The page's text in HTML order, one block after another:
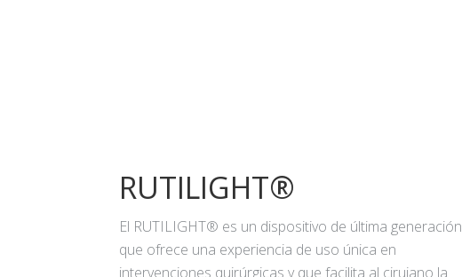
RUTILIGHT®
El RUTILIGHT® es un dispositivo de última generación
que ofrece una experiencia de uso única en
intervenciones quirúrgicas y que facilita al cirujano la